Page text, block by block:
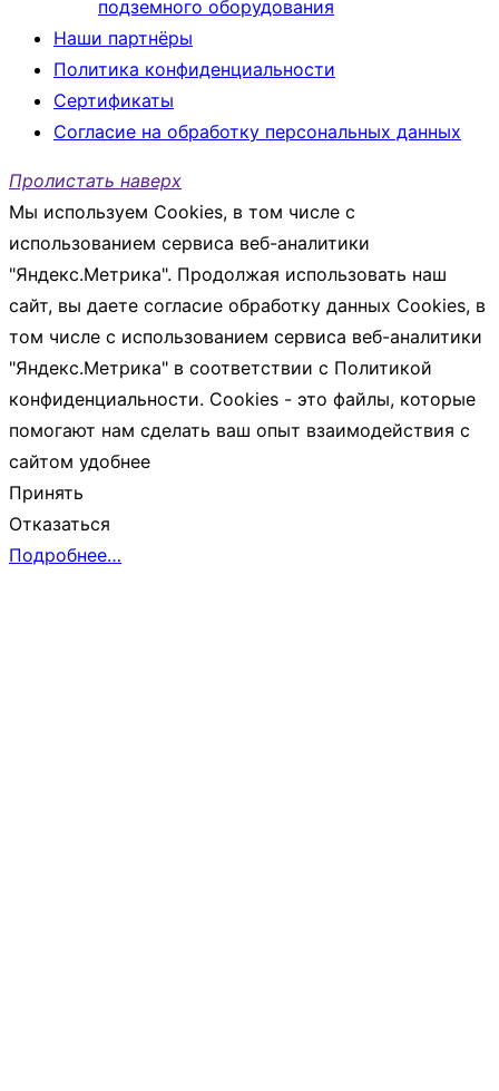
подземного оборудования
Наши партнёры
Политика конфиденциальности
Сертификаты
Согласие на обработку персональных данных
Пролистать наверх
Мы используем Cookies, в том числе с
использованием сервиса веб-аналитики
"Яндекс.Метрика". Продолжая использовать наш
сайт, вы даете согласие обработку данных Cookies, в
том числе с использованием сервиса веб-аналитики
"Яндекс.Метрика" в соответствии с Политикой
конфиденциальности. Cookies - это файлы, которые
помогают нам сделать ваш опыт взаимодействия с
сайтом удобнее
Принять
Отказаться
Подробнее…